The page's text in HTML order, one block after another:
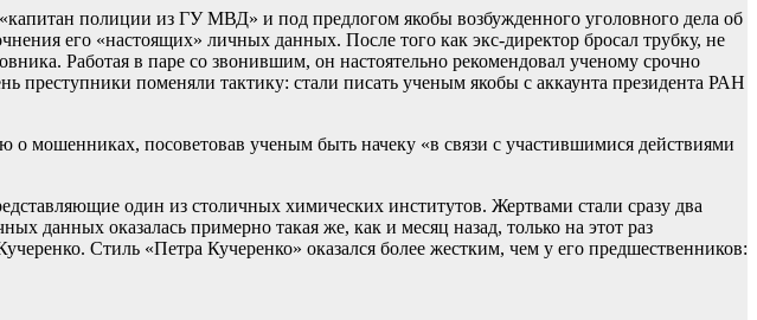
полиции из ГУ МВД» и под предлогом якобы возбужденного уголовного дела об
его «настоящих» личных данных. После того как экс-директор бросал трубку, не
Работая в паре со звонившим, он настоятельно рекомендовал ученому срочно
преступники поменяли тактику: стали писать ученым якобы с аккаунта президента РАН
мошенниках, посоветовав ученым быть начеку «в связи с участившимися действиями
один из столичных химических институтов. Жертвами стали сразу два
данных оказалась примерно такая же, как и месяц назад, только на этот раз
Стиль «Петра Кучеренко» оказался более жестким, чем у его предшественников: